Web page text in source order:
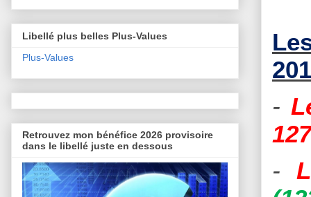
-
-
Libellé plus belles Plus-Values
Plus-Values
Retrouvez mon bénéfice 2026 provisoire
dans le libellé juste en dessous